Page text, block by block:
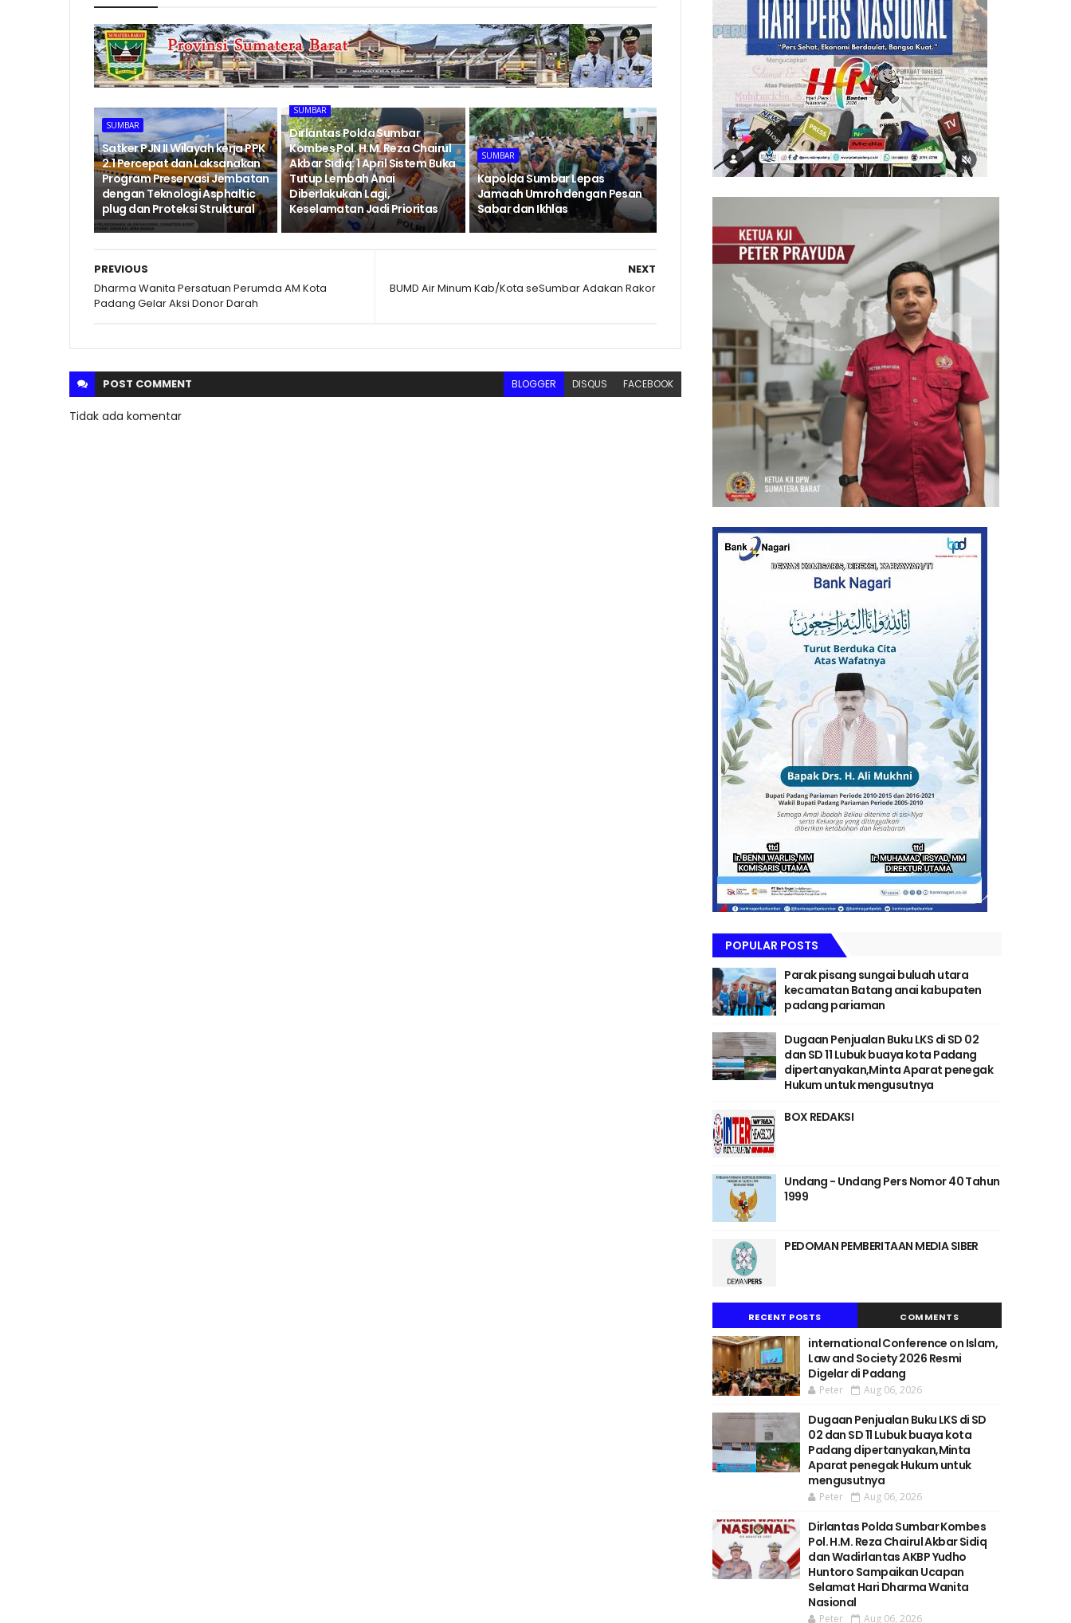
SUMBAR
‎Satker PJN II Wilayah kerja PPK
2.1 Percepat dan Laksanakan
Program Preservasi Jembatan
dengan Teknologi Asphaltic
plug dan Proteksi Struktural ‎
SUMBAR
Dirlantas Polda Sumbar
Kombes Pol. H.M. Reza Chairul
Akbar Sidiq: 1 April Sistem Buka
Tutup Lembah Anai
Diberlakukan Lagi,
Keselamatan Jadi Prioritas
SUMBAR
Kapolda Sumbar Lepas
Jamaah Umroh dengan Pesan
Sabar dan Ikhlas
NEXT
BUMD Air Minum Kab/Kota seSumbar Adakan Rakor
PREVIOUS
Dharma Wanita Persatuan Perumda AM Kota
Padang Gelar Aksi Donor Darah
POST COMMENT BLOGGER DISQUS FACEBOOK
Tidak ada komentar
POPULAR POSTS
Parak pisang sungai buluah utara
kecamatan Batang anai kabupaten
padang pariaman
Dugaan Penjualan Buku LKS di SD 02
dan SD 11 Lubuk buaya kota Padang
dipertanyakan,Minta Aparat penegak
Hukum untuk mengusutnya
BOX REDAKSI
Undang - Undang Pers Nomor 40 Tahun
1999
PEDOMAN PEMBERITAAN MEDIA SIBER
RECENT POSTS COMMENTS
international Conference on Islam,
Law and Society 2026 Resmi
Digelar di Padang
Peter Aug 06, 2026
Dugaan Penjualan Buku LKS di SD
02 dan SD 11 Lubuk buaya kota
Padang dipertanyakan,Minta
Aparat penegak Hukum untuk
mengusutnya
Peter Aug 06, 2026
Dirlantas Polda Sumbar Kombes
Pol. H.M. Reza Chairul Akbar Sidiq
dan Wadirlantas AKBP Yudho
Huntoro Sampaikan Ucapan
Selamat Hari Dharma Wanita
Nasional
Peter Aug 06, 2026